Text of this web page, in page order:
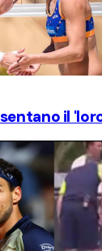
il